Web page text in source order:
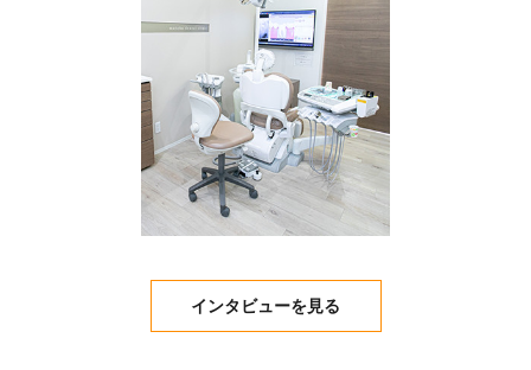
インタビューを見る